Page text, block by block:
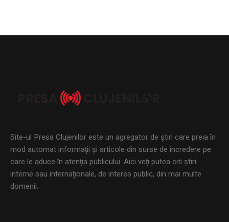
Site-ul Presa Clujenilor este un agregator de ştiri care preia în
mod automat informaţii şi articole din surse de încredere pe
care le aduce în atenţia publicului. Aici veţi putea citi ştiri
interne sau internaţionale, de interes public, din mai multe
domenii.